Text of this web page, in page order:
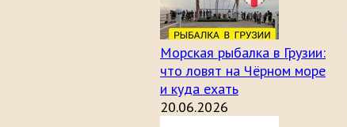
Морская рыбалка в Грузии:
что ловят на Чёрном море
и куда ехать
20.06.2026